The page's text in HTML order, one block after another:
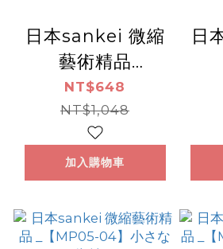
日本sankei 微縮
藝術精品
_【MP05-06】小
さなファーム
NT$648
NT$1,048
加入購物車
日
_